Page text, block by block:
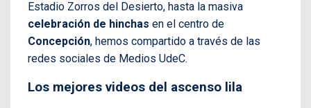
Estadio Zorros del Desierto, hasta la masiva
celebración de hinchas en el centro de
Concepción, hemos compartido a través de las
redes sociales de Medios UdeC.
Los mejores videos del ascenso lila